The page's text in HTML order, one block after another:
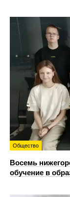
Общество
Восемь
обучение в